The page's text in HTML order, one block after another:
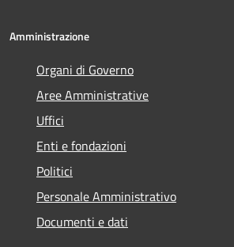
Amministrazione
Organi di Governo
Aree Amministrative
Uffici
Enti e fondazioni
Politici
Personale Amministrativo
Documenti e dati